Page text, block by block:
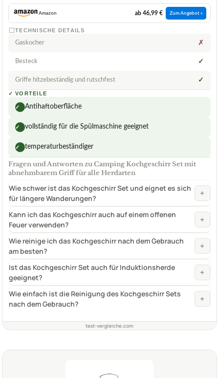
Amazon ab 46,99 € Zum Angebot »
TECHNISCHE DETAILS
Gaskocher ✗
Besteck ✓
Griffe hitzebeständig und rutschfest ✓
✓ VORTEILE
✓ Antihaftoberfläche
✓ vollständig für die Spülmaschine geeignet
✓ temperaturbeständiger
Fragen und Antworten zu Camping Kochgeschirr Set mit
abnehmbarem Griff für alle Herdarten
Wie schwer ist das Kochgeschirr Set und eignet es sich
für längere Wanderungen?
+
Kann ich das Kochgeschirr auch auf einem offenen
Feuer verwenden?
+
Wie reinige ich das Kochgeschirr nach dem Gebrauch
am besten?
+
Ist das Kochgeschirr Set auch für Induktionsherde
geeignet?
+
Wie einfach ist die Reinigung des Kochgeschirr Sets
nach dem Gebrauch?
+
test-vergleiche.com